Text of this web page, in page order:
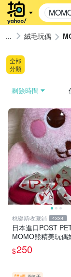
絨毛玩偶
全部
分類
剩餘時間
桃樂斯收藏鋪 4334
日本進口POST
MOMO熊精美玩偶
$250